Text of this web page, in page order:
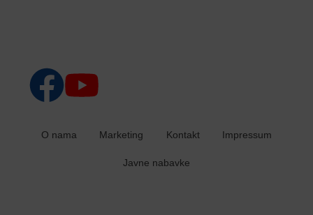
O nama Marketing Kontakt Impressum
Javne nabavke